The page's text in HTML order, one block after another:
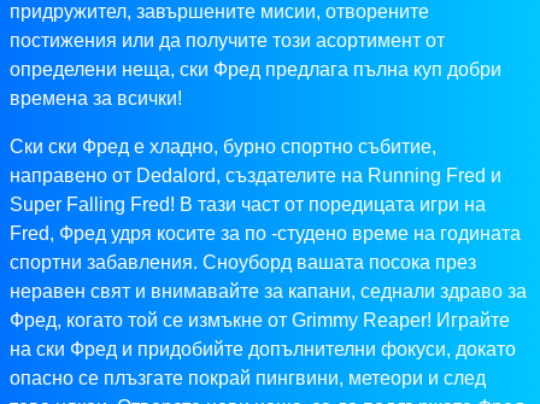
придружител, завършените мисии, отворените
постижения или да получите този асортимент от
определени неща, ски Фред предлага пълна куп добри
времена за всички!
Ски ски Фред е хладно, бурно спортно събитие,
направено от Dedalord, създателите на Running Fred и
Super Falling Fred! В тази част от поредицата игри на
Fred, Фред удря косите за по -студено време на годината
спортни забавления. Сноуборд вашата посока през
неравен свят и внимавайте за капани, седнали здраво за
Фред, когато той се измъкне от Grimmy Reaper! Играйте
на ски Фред и придобийте допълнителни фокуси, докато
опасно се плъзгате покрай пингвини, метеори и след